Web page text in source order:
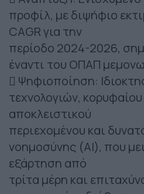
προφίλ, με διψήφιο
CAGR για την
περίοδο 2024-2026,
έναντι του ΟΠΑΠ
 Ψηφιοποίηση:
τεχνολογιών,
αποκλειστικού
περιεχομένου και
νοημοσύνης (AI), που
εξάρτηση από
τρίτα μέρη και